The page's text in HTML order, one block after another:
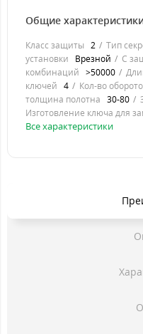
Общие
Класс защиты 2 Тип
установки
Врезной С
комбинаций >50000
ключей 4 Кол-во
толщина полотна 30-80
Изготовление ключа для
Все характеристики